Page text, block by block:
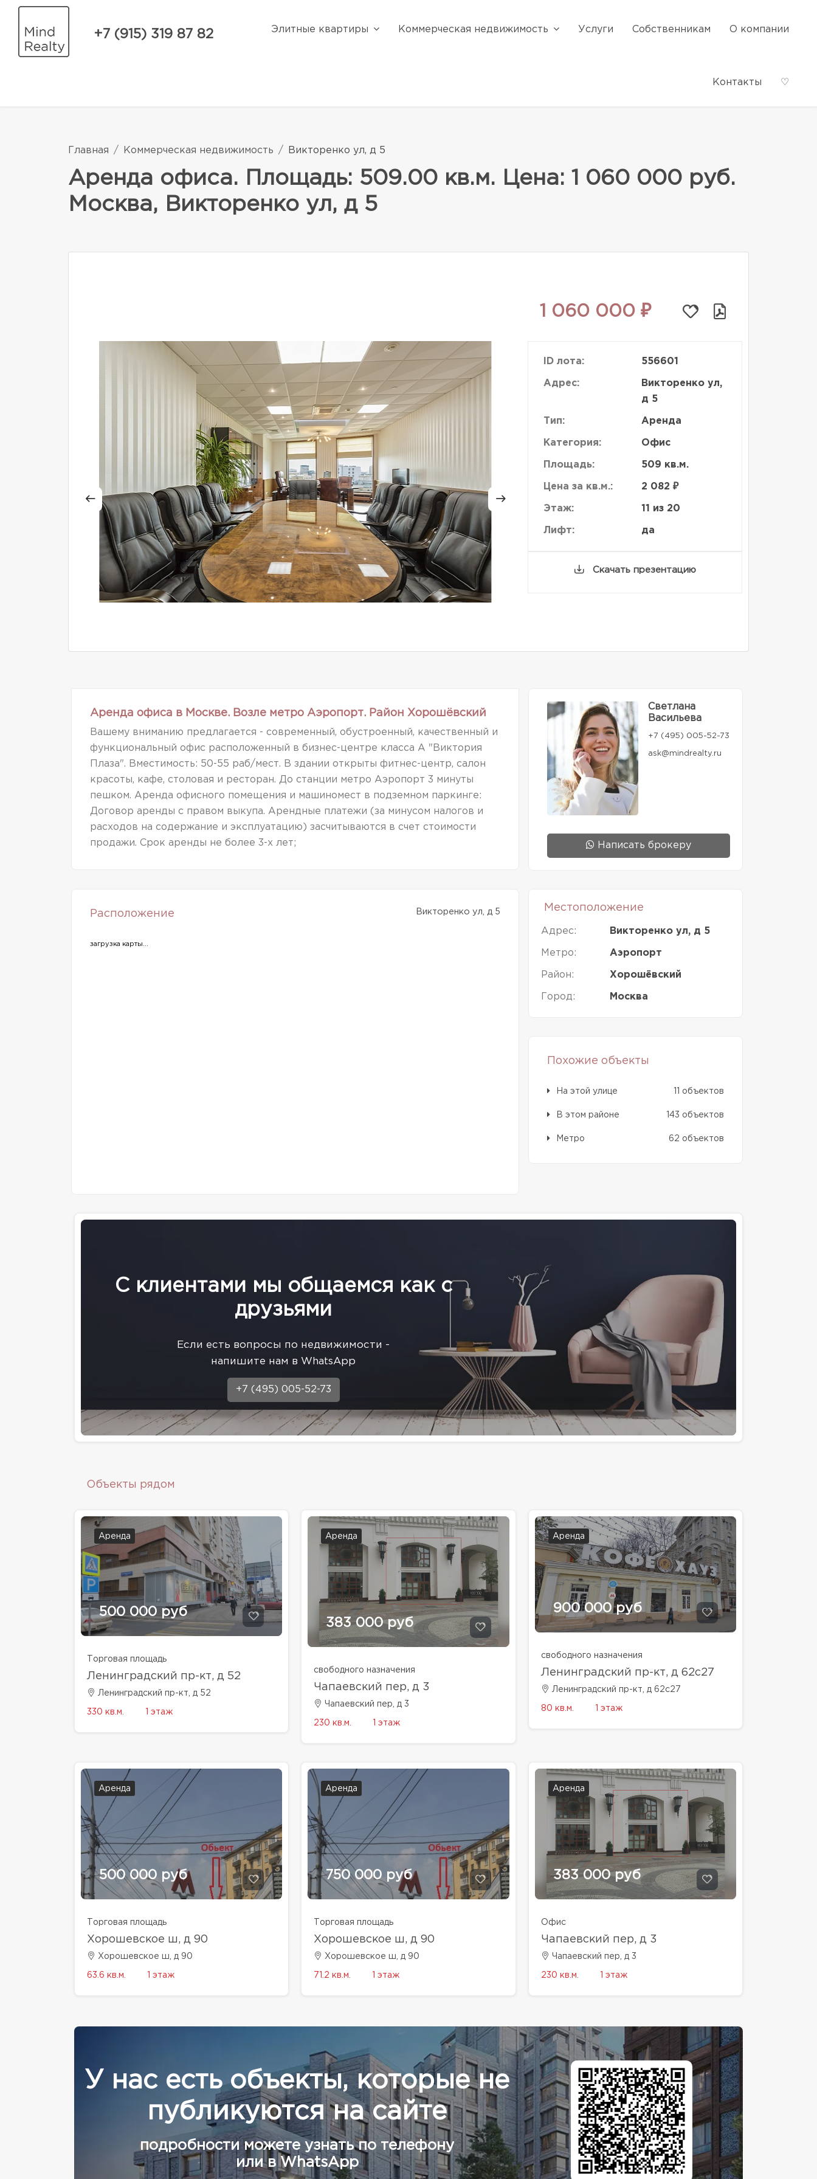
+7 (915) 319 87 82 Элитные квартиры Коммерческая недвижимость Услуги Собственникам О компании
Контакты ♡
Главная Коммерческая недвижимость Викторенко ул, д 5
Аренда офиса. Площадь: 509.00 кв.м. Цена: 1 060 000 руб.
Москва, Викторенко ул, д 5
1 060 000 ₽
ID лота: 556601
Адрес:
Викторенко ул,
д 5
Тип: Аренда
Категория: Офис
Площадь: 509 кв.м.
Цена за кв.м.: 2 082 ₽
Этаж: 11 из 20
Лифт: да
Скачать презентацию
Аренда офиса в Москве. Возле метро Аэропорт. Район Хорошёвский
Вашему вниманию предлагается - современный, обустроенный, качественный и
функциональный офис расположенный в бизнес-центре класса А "Виктория
Плаза". Вместимость: 50-55 раб/мест. В здании открыты фитнес-центр, салон
красоты, кафе, столовая и ресторан. До станции метро Аэропорт 3 минуты
пешком. Аренда офисного помещения и машиномест в подземном паркинге:
Договор аренды с правом выкупа. Арендные платежи (за минусом налогов и
расходов на содержание и эксплуатацию) засчитываются в счет стоимости
продажи. Срок аренды не более 3-х лет;
Светлана
Васильева
+7 (495) 005-52-73
ask@mindrealty.ru
Написать брокеру
Расположение Викторенко ул, д 5
загрузка карты...
Местоположение
Адрес: Викторенко ул, д 5
Метро: Аэропорт
Район: Хорошёвский
Город: Москва
Похожие объекты
На этой улице 11 объектов
В этом районе 143 объектов
Метро 62 объектов
С клиентами мы общаемся как с
друзьями
Eсли есть вопросы по недвижимости -
напишите нам в WhatsApp
+7 (495) 005-52-73
Объекты рядом
Аренда
500 000 руб
Торговая площадь
Ленинградский пр-кт, д 52
Ленинградский пр-кт, д 52
330 кв.м. 1 этаж
Аренда
383 000 руб
свободного назначения
Чапаевский пер, д 3
Чапаевский пер, д 3
230 кв.м. 1 этаж
Аренда
900 000 руб
свободного назначения
Ленинградский пр-кт, д 62с27
Ленинградский пр-кт, д 62с27
80 кв.м. 1 этаж
Аренда
500 000 руб
Торговая площадь
Хорошевское ш, д 90
Хорошевское ш, д 90
63.6 кв.м. 1 этаж
Аренда
750 000 руб
Торговая площадь
Хорошевское ш, д 90
Хорошевское ш, д 90
71.2 кв.м. 1 этаж
Аренда
383 000 руб
Офис
Чапаевский пер, д 3
Чапаевский пер, д 3
230 кв.м. 1 этаж
У нас есть объекты, которые не
публикуются на сайте
подробности можете узнать по телефону
или в WhatsApp